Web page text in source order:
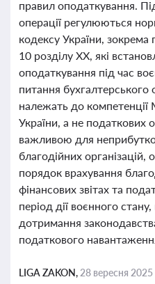
правил оподаткування.
операції регулюються
кодексу України, зокрема
10 розділу XX, які
оподаткування під час
питання бухгалтерського
належать до компетенції
України, а не податкових
важливою для
благодійних організацій,
порядок врахування
фінансових звітах та
період дії воєнного
дотримання
податкового
LIGA ZAKON, 28 вересня 2025